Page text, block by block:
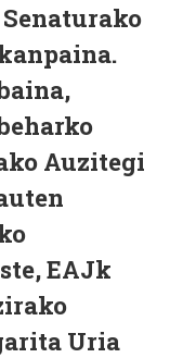
Auzitegi
EAJk
Uria